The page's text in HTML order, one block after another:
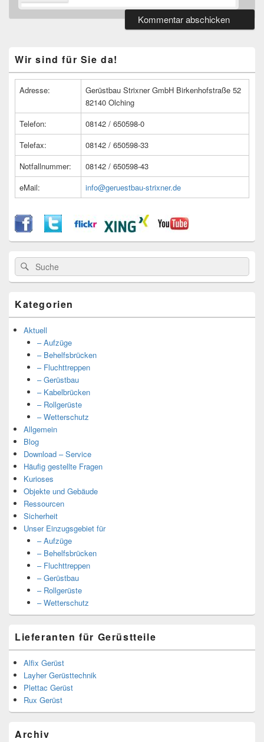
Seitenleisten
Widget-
Wir sind für Sie da!
Adresse:
Gerüstbau Strixner GmbH Birkenhofstraße 52
82140 Olching
Telefon:
08142 / 650598-0
Telefax:
08142 / 650598-33
Notfallnummer:
08142 / 650598-43
eMail:
info@geruestbau-strixner.de
Suche
nach:
Suche
Kategorien
Aktuell
– Aufzüge
– Behelfsbrücken
– Fluchttreppen
– Gerüstbau
– Kabelbrücken
– Rollgerüste
– Wetterschutz
Allgemein
Blog
Download – Service
Häufig gestellte Fragen
Kurioses
Objekte und Gebäude
Ressourcen
Sicherheit
Unser Einzugsgebiet für
– Aufzüge
– Behelfsbrücken
– Fluchttreppen
– Gerüstbau
– Rollgerüste
– Wetterschutz
Lieferanten für Gerüstteile
Alfix Gerüst
Layher Gerüsttechnik
Plettac Gerüst
Rux Gerüst
Archiv